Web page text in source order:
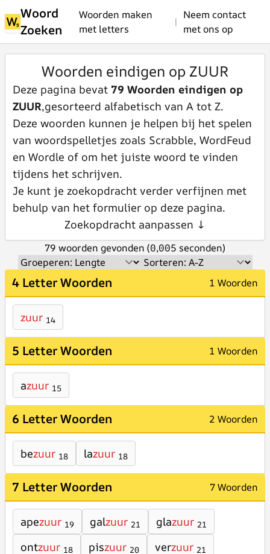
Woord
Zoeken
Woorden maken
met letters
|
Neem contact
met ons op
Woorden eindigen op ZUUR
Deze pagina bevat 79 Woorden eindigen op
ZUUR,gesorteerd alfabetisch van A tot Z.
Deze woorden kunnen je helpen bij het spelen
van woordspelletjes zoals Scrabble, WordFeud
en Wordle of om het juiste woord te vinden
tijdens het schrijven.
Je kunt je zoekopdracht verder verfijnen met
behulp van het formulier op deze pagina.
Zoekopdracht aanpassen ↓
79 woorden gevonden (0,005 seconden)
4 Letter Woorden 1 Woorden
zuur 14
5 Letter Woorden 1 Woorden
azuur 15
6 Letter Woorden 2 Woorden
bezuur 18 lazuur 18
7 Letter Woorden 7 Woorden
apezuur 19 galzuur 21 glazuur 21
ontzuur 18 piszuur 20 verzuur 21